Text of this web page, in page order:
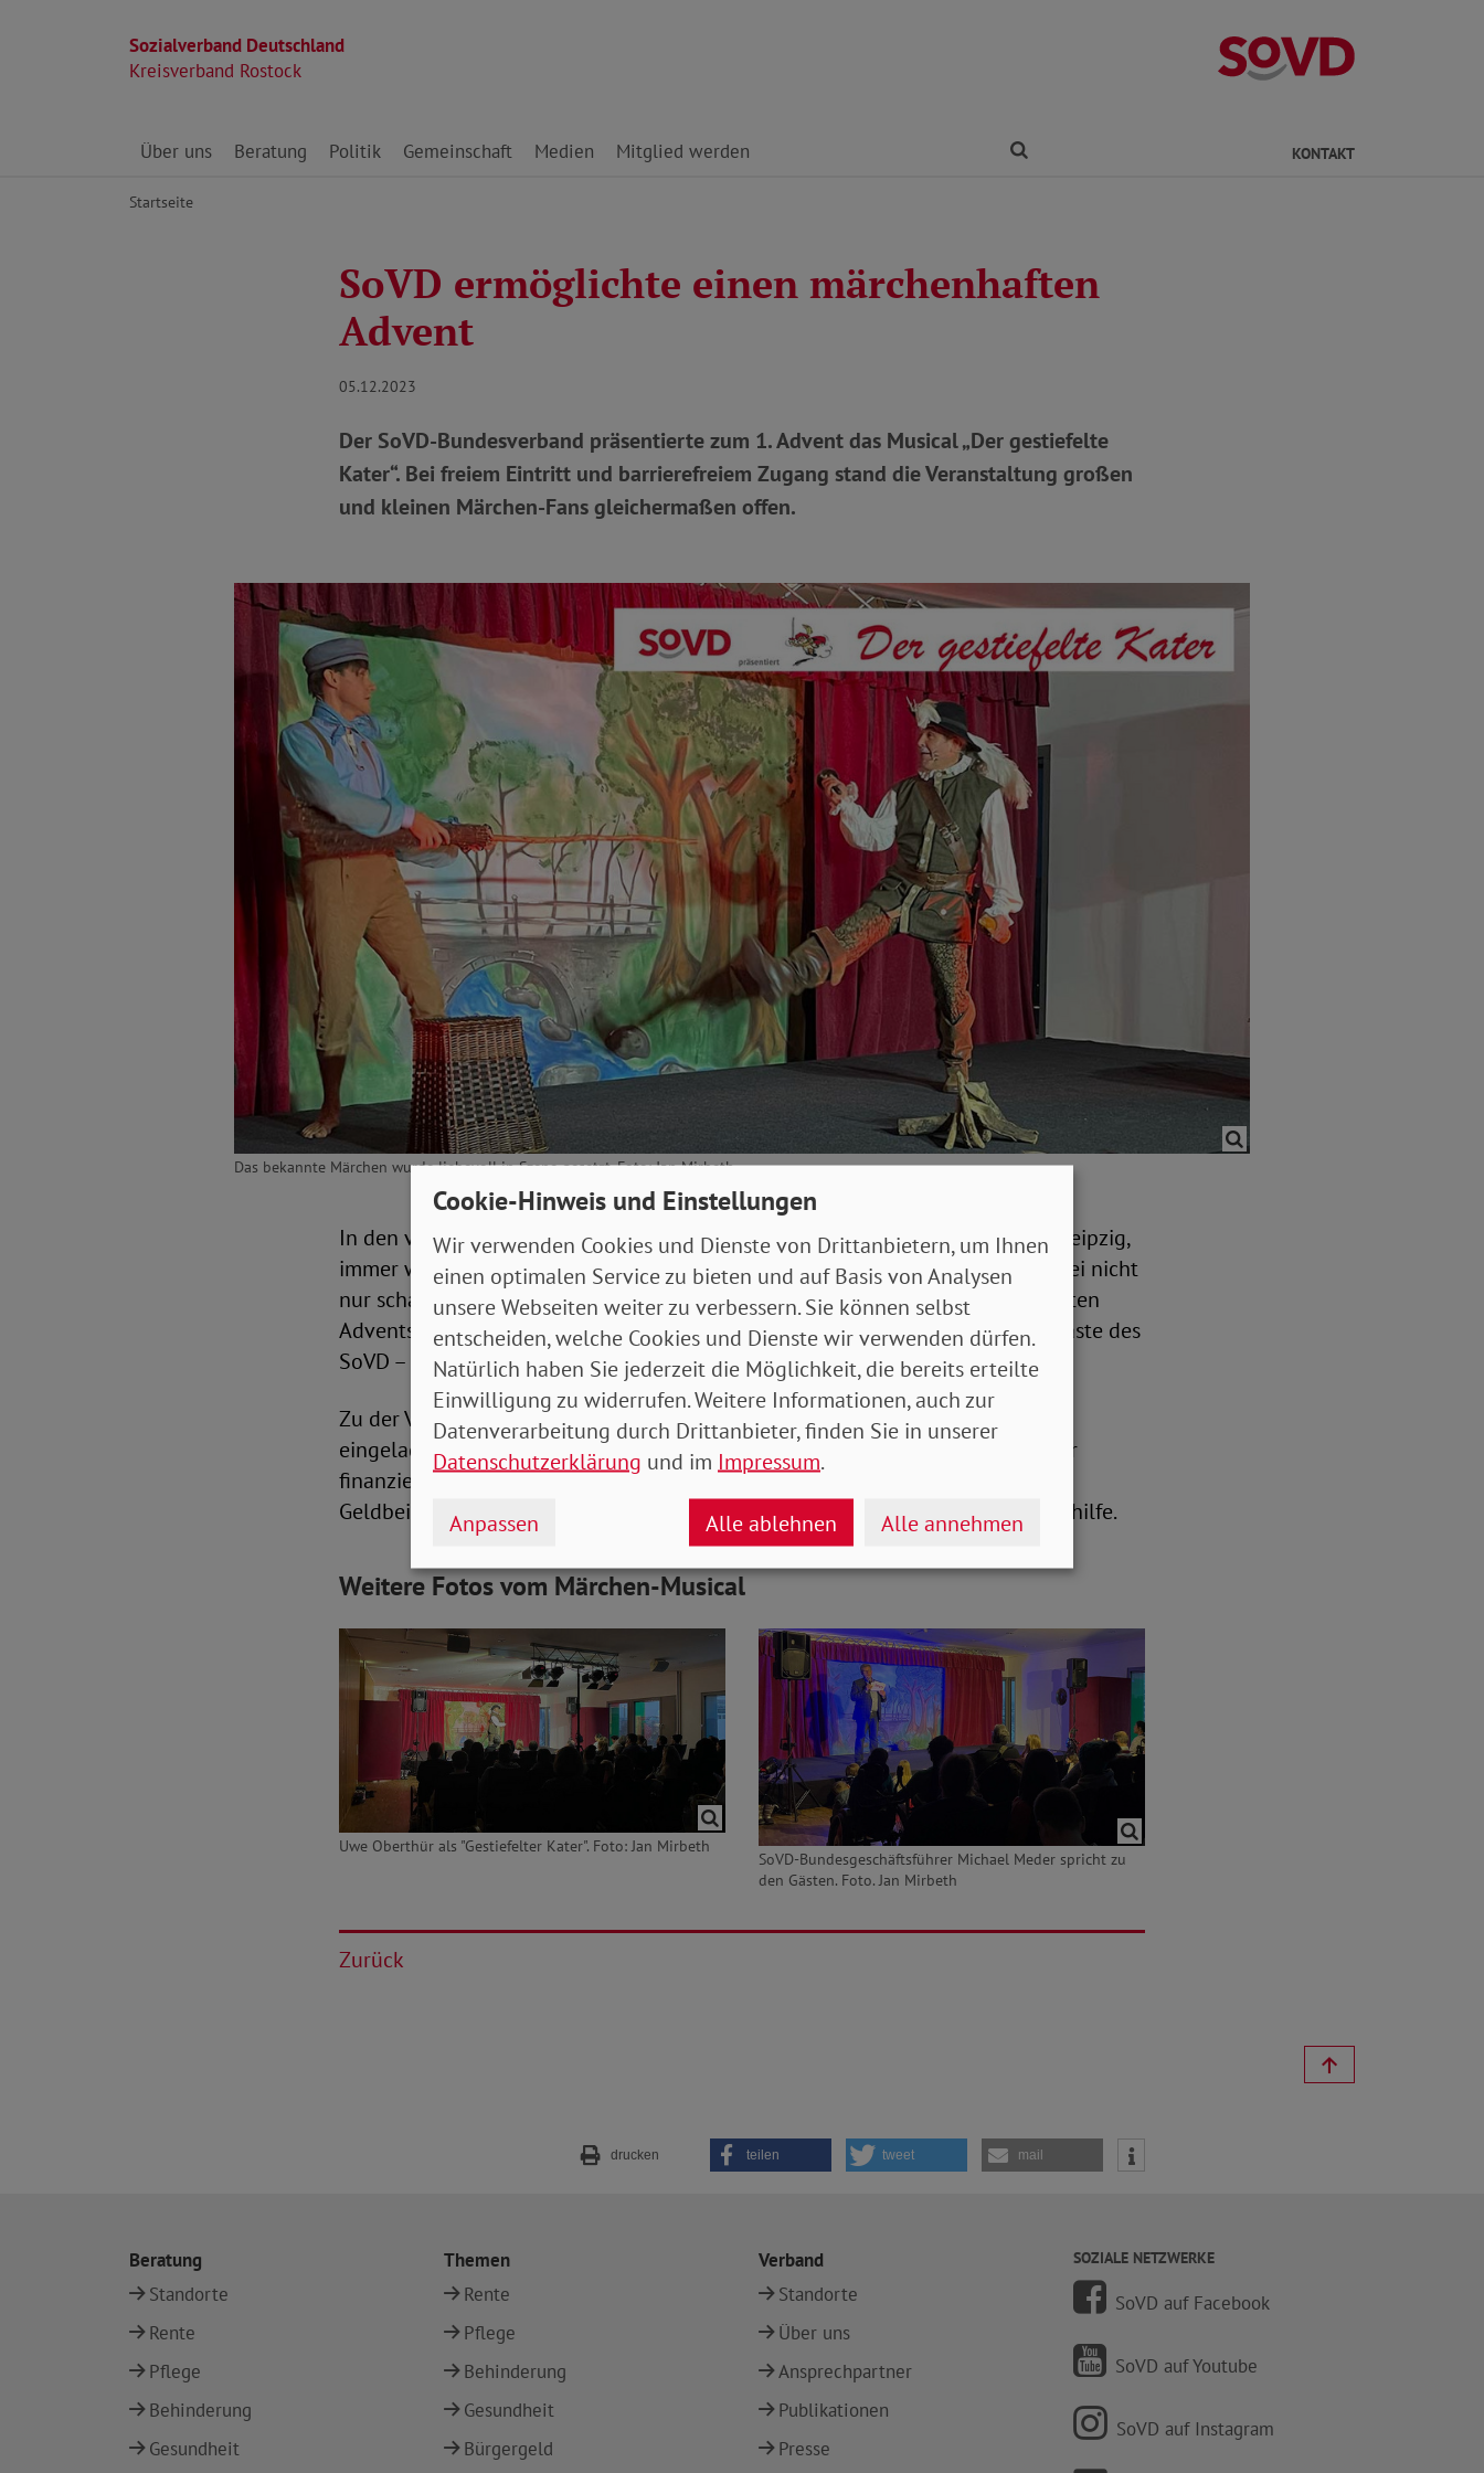
Sozialverband Deutschland
Kreisverband Rostock
Kreisverband
Direkt zu den Inhalten springen
Über uns Beratung Politik Gemeinschaft Medien Mitglied werden KONTAKT
Startseite
SoVD ermöglichte einen märchenhaften
Advent
05.12.2023
Der SoVD-Bundesverband präsentierte zum 1. Advent das Musical „Der gestiefelte
Kater“. Bei freiem Eintritt und barrierefreiem Zugang stand die Veranstaltung großen
und kleinen Märchen-Fans gleichermaßen offen.
Das bekannte Märchen wurde liebevoll in Szene gesetzt. Foto: Jan Mirbeth
In den vergangenen Jahren war das „Musical mobil“, ein Tournee-Theater aus Leipzig,
immer wieder zu Gast beim SoVD in Berlin. Bekannte Märchen erstrahlten dabei nicht
nur schauspielerisch in neuem Glanz, sondern auch musikalisch. An diesem ersten
Adventssonntag begeisterte „Der gestiefelte Kater“ der Gebrüder Grimm die Gäste des
SoVD – und das vor allem dank zahlreicher mitreißender Lieder.
Zu der Veranstaltung hatte der Sozialverband Familien aus der Hauptstadt
eingeladen. Das Besondere an diesem gelungenen Nachmittag war, dass weder
finanzielle Hürden noch bauliche Barrieren eine Rolle spielten. Die einzigen
Geldbeiträge flossen an diesem Tag in Form von Spenden zugunsten der Kältehilfe.
Weitere Fotos vom Märchen-Musical
Uwe Oberthür als "Gestiefelter Kater". Foto: Jan Mirbeth
SoVD-Bundesgeschäftsführer Michael Meder spricht zu
den Gästen. Foto. Jan Mirbeth
Zurück
drucken teilen tweet mail
Beratung
Standorte
Rente
Pflege
Behinderung
Gesundheit
Themen
Rente
Pflege
Behinderung
Gesundheit
Bürgergeld
Verband
Standorte
Über uns
Ansprechpartner
Publikationen
Presse
SOZIALE NETZWERKE
SoVD auf Facebook
SoVD auf Youtube
SoVD auf Instagram
Cookie-Hinweis und Einstellungen
Wir verwenden Cookies und Dienste von Drittanbietern, um Ihnen
einen optimalen Service zu bieten und auf Basis von Analysen
unsere Webseiten weiter zu verbessern. Sie können selbst
entscheiden, welche Cookies und Dienste wir verwenden dürfen.
Natürlich haben Sie jederzeit die Möglichkeit, die bereits erteilte
Einwilligung zu widerrufen. Weitere Informationen, auch zur
Datenverarbeitung durch Drittanbieter, finden Sie in unserer
Datenschutzerklärung und im Impressum.
Anpassen Alle ablehnen Alle annehmen